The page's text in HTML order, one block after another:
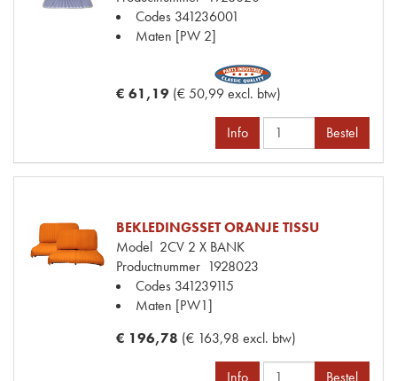
Codes 341236001
Maten [PW 2]
€ 61,19 (€ 50,99 excl. btw)
Info Bestel
BEKLEDINGSSET ORANJE TISSU
Model 2CV 2 X BANK
Productnummer 1928023
Codes 341239115
Maten [PW1]
€ 196,78 (€ 163,98 excl. btw)
Info Bestel